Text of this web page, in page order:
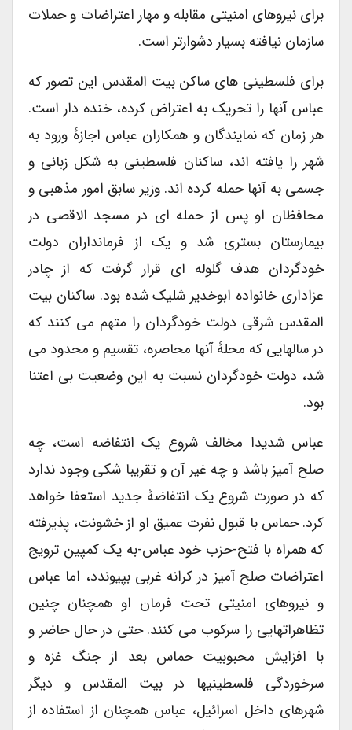
برای نیروهای امنیتی مقابله و مهار اعتراضات و حملات
سازمان نیافته بسیار دشوارتر است.
برای فلسطینی های ساکن بیت المقدس این تصور که
عباس آنها را تحریک به اعتراض کرده، خنده دار است.
هر زمان که نمایندگان و همکاران عباس اجازۀ ورود به
شهر را یافته اند، ساکنان فلسطینی به شکل زبانی و
جسمی به آنها حمله کرده اند. وزیر سابق امور مذهبی و
محافظان او پس از حمله ای در مسجد الاقصی در
بیمارستان بستری شد و یک از فرمانداران دولت
خودگردان هدف گلوله ای قرار گرفت که از چادر
عزاداری خانواده ابوخدیر شلیک شده بود. ساکنان بیت
المقدس شرقی دولت خودگردان را متهم می کنند که
در سالهایی که محلۀ آنها محاصره، تقسیم و محدود می
شد، دولت خودگردان نسبت به این وضعیت بی اعتنا
بود.
عباس شدیدا مخالف شروع یک انتفاضه است، چه
صلح آمیز باشد و چه غیر آن و تقریبا شکی وجود ندارد
که در صورت شروع یک انتفاضۀ جدید استعفا خواهد
کرد. حماس با قبول نفرت عمیق او از خشونت، پذیرفته
که همراه با فتح-حزب خود عباس-به یک کمپین ترویج
اعتراضات صلح آمیز در کرانه غربی بپیوندد، اما عباس
و نیروهای امنیتی تحت فرمان او همچنان چنین
تظاهراتهایی را سرکوب می کنند. حتی در حال حاضر و
با افزایش محبوبیت حماس بعد از جنگ غزه و
سرخوردگی فلسطینیها در بیت المقدس و دیگر
شهرهای داخل اسرائیل، عباس همچنان از استفاده از